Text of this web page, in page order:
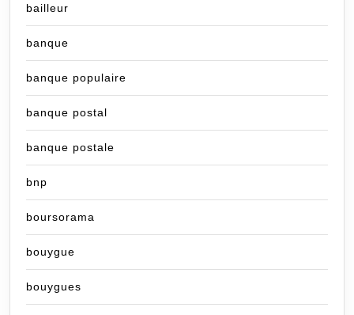
bailleur
banque
banque populaire
banque postal
banque postale
bnp
boursorama
bouygue
bouygues